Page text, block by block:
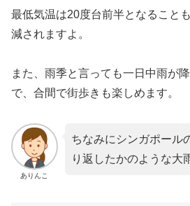
最低気温は20度台前半となること
減されますよ。
また、雨季と言っても一日中雨が
で、合間で街歩きも楽しめます。
ありんこ
ちなみにシンガポール
り返したかのような大